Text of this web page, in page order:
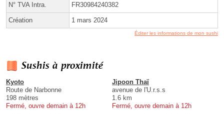
N° TVA Intra. FR30984240382
Création 1 mars 2024
Éditer les informations de mon sushi
Sushis à proximité
Kyoto
Route de Narbonne
198 mètres
Fermé, ouvre demain à 12h
Jipoon Thaï
avenue de l'U.r.s.s
1.6 km
Fermé, ouvre demain à 12h